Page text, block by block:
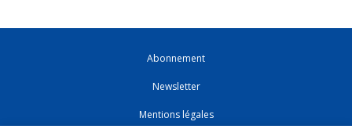
Abonnement
Newsletter
Mentions légales